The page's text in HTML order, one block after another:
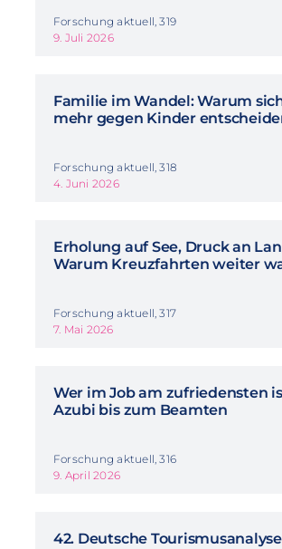
Forschung aktuell, 319
9. Juli 2026
Familie im Wandel: Warum
mehr gegen Kinder
Forschung aktuell, 318
4. Juni 2026
Erholung auf See, Druck an
Warum Kreuzfahrten weiter
Forschung aktuell, 317
7. Mai 2026
Wer im Job am zufriedensten
Azubi bis zum Beamten
Forschung aktuell, 316
9. April 2026
42. Deutsche